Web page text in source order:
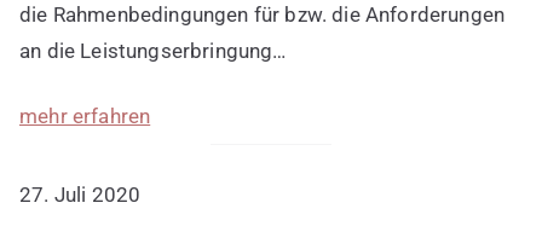
die Rahmenbedingungen für bzw. die Anforderungen
an die Leistungserbringung…
mehr erfahren
27. Juli 2020